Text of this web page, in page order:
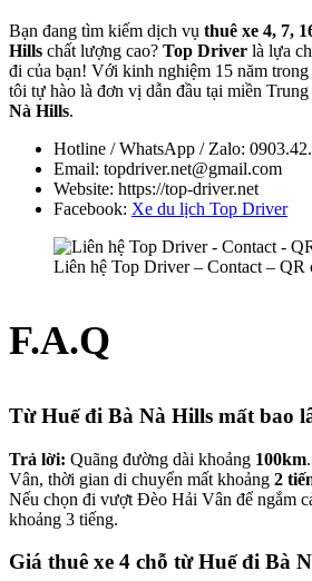
Bạn đang tìm kiếm dịch vụ thuê xe 4, 7,
Hills chất lượng cao? Top Driver là lựa
đi của bạn! Với kinh nghiệm 15 năm
tôi tự hào là đơn vị dẫn đầu tại miền
Nà Hills.
Hotline / WhatsApp / Zalo:
Email: topdriver.net@gmail.com
Website: https://top-driver.net
Facebook: Xe du lịch Top Driver
Liên hệ Top Driver – Contact – QR
F.A.Q
Từ Huế đi Bà Nà Hills mất bao
Trả lời: Quãng đường dài khoảng 100km
Vân, thời gian di chuyển mất khoảng 2
Nếu chọn đi vượt Đèo Hải Vân để ngắm
khoảng 3 tiếng.
Giá thuê xe 4 chỗ từ Huế đi Bà